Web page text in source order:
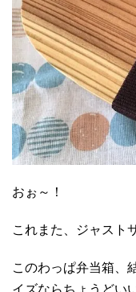
おぉ～！
これまた、ジャスト
このわっぱ弁当箱、